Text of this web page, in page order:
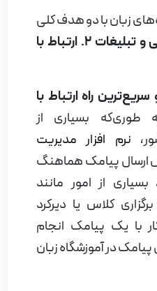
زبان با دو هدف کلی
1. بازاریابی و تبلیغات 2. ارتباط با
راه ارتباط با
طوری‌که بسیاری از
نرم افزار مدیریت
ارسال پیامک هماهنگ
از امور مانند
کلاس یا دیرکرد
با یک پیامک انجام
در آموزشگاه زبان